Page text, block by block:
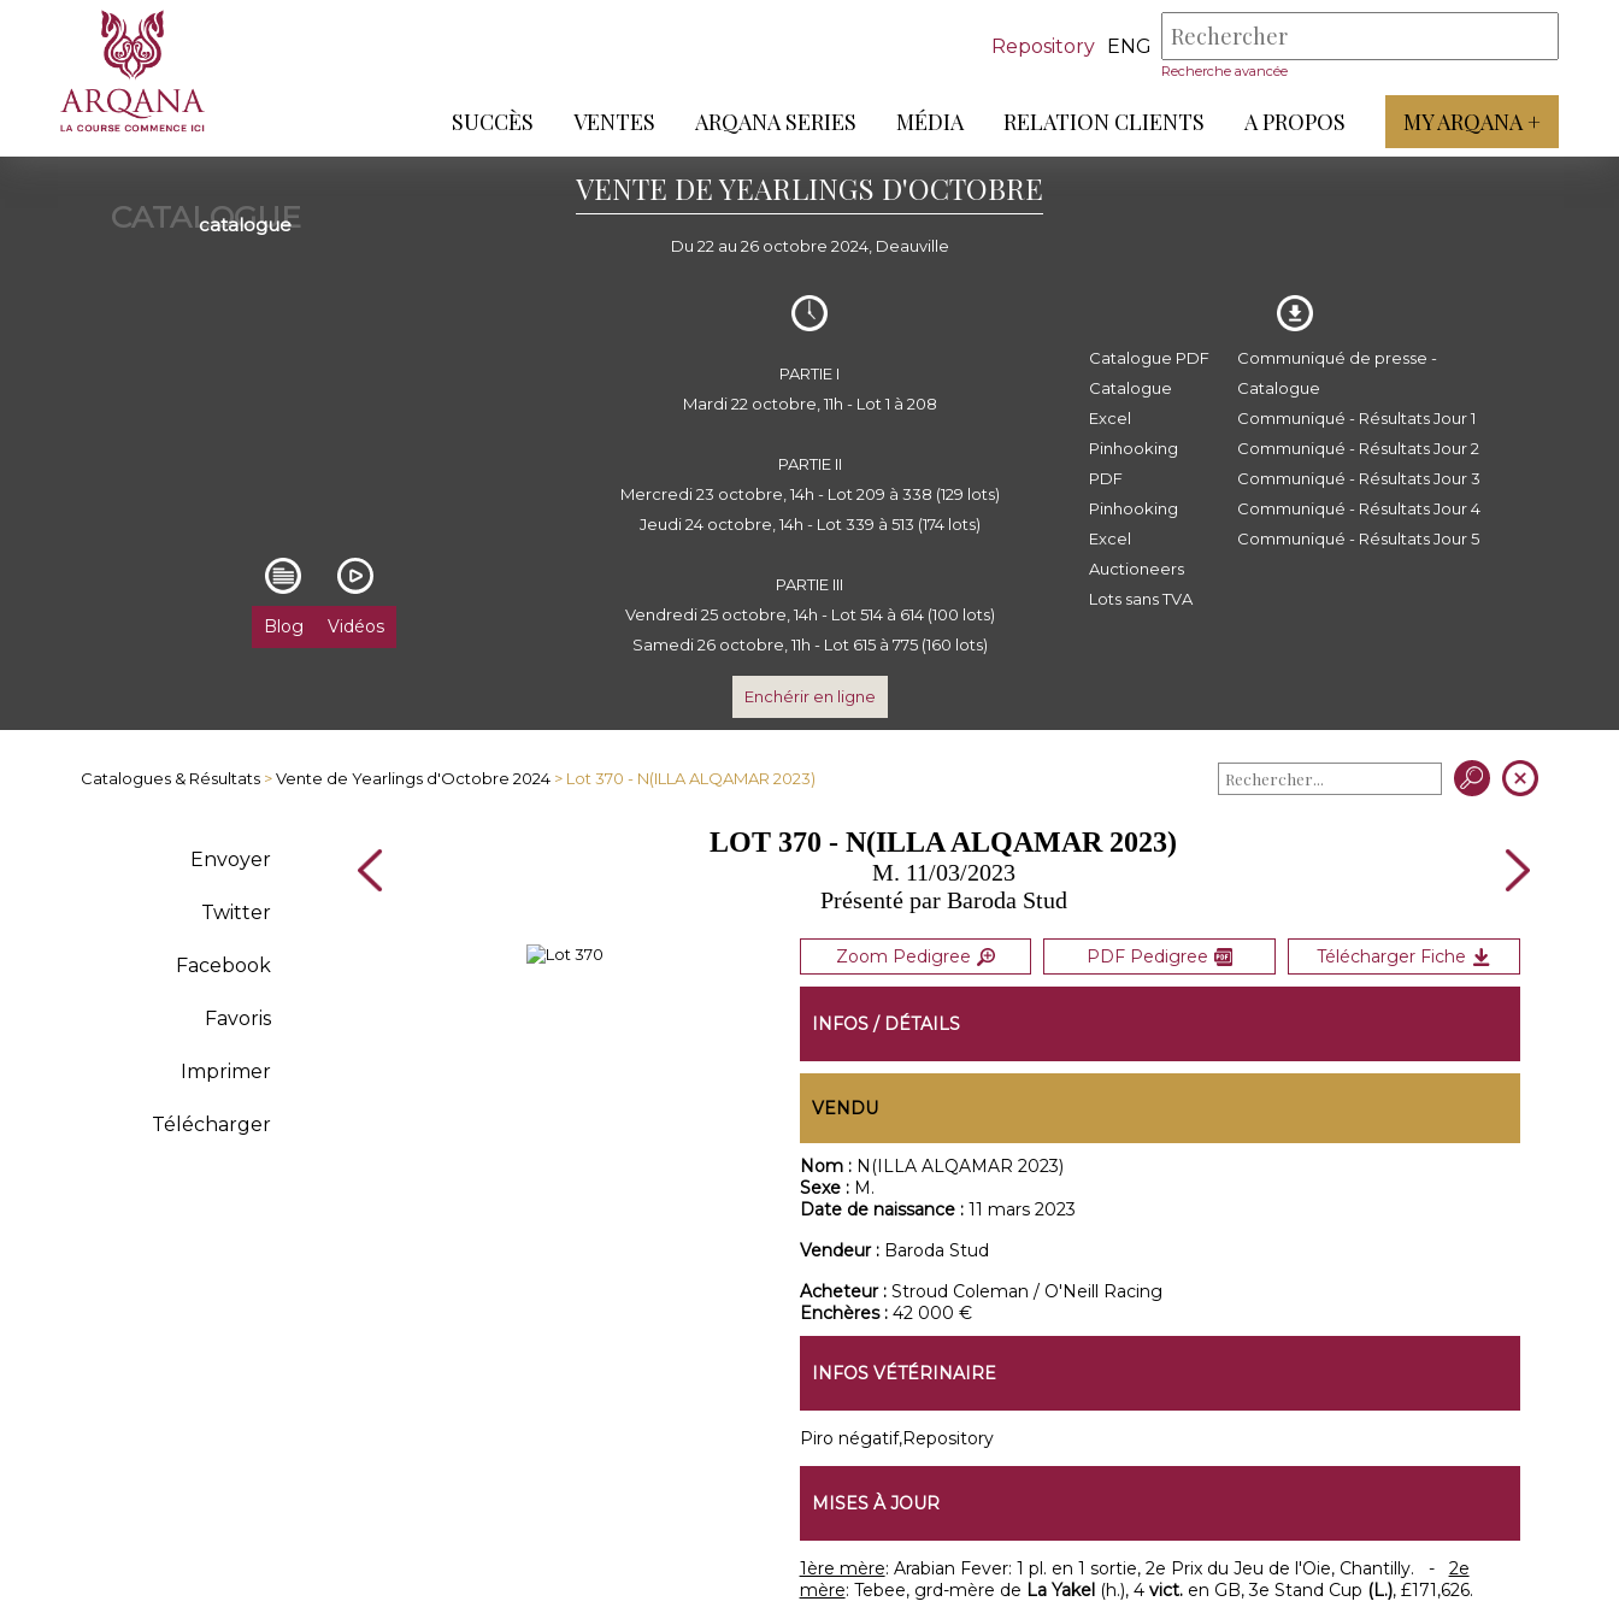
Repository ENG
Recherche avancée
SUCCÈS VENTES ARQANA SERIES MÉDIA RELATION CLIENTS A PROPOS MY ARQANA +
CATALOGUE
catalogue
VENTE DE YEARLINGS D'OCTOBRE
Du 22 au 26 octobre 2024, Deauville
Blog Vidéos
PARTIE I
Mardi 22 octobre, 11h - Lot 1 à 208
PARTIE II
Mercredi 23 octobre, 14h - Lot 209 à 338 (129 lots)
Jeudi 24 octobre, 14h - Lot 339 à 513 (174 lots)
PARTIE III
Vendredi 25 octobre, 14h - Lot 514 à 614 (100 lots)
Samedi 26 octobre, 11h - Lot 615 à 775 (160 lots)
Enchérir en ligne
Catalogue PDF
Catalogue
Excel
Pinhooking
PDF
Pinhooking
Excel
Auctioneers
Lots sans TVA
Communiqué de presse -
Catalogue
Communiqué - Résultats Jour 1
Communiqué - Résultats Jour 2
Communiqué - Résultats Jour 3
Communiqué - Résultats Jour 4
Communiqué - Résultats Jour 5
Catalogues & Résultats >Vente de Yearlings d'Octobre 2024 > Lot 370 - N(ILLA ALQAMAR 2023)
Envoyer
Twitter
Facebook
Favoris
Imprimer
Télécharger
LOT 370 - N(ILLA ALQAMAR 2023)
M. 11/03/2023
Présenté par Baroda Stud
Zoom Pedigree PDF Pedigree Télécharger Fiche
INFOS / DÉTAILS
VENDU
Nom : N(ILLA ALQAMAR 2023)
Sexe : M.
Date de naissance : 11 mars 2023
Vendeur : Baroda Stud
Acheteur : Stroud Coleman / O'Neill Racing
Enchères : 42 000 €
INFOS VÉTÉRINAIRE
Piro négatif,Repository
MISES À JOUR
1ère mère: Arabian Fever: 1 pl. en 1 sortie, 2e Prix du Jeu de l'Oie, Chantilly. - 2e
mère: Tebee, grd-mère de La Yakel(h.), 4 vict. en GB, 3e Stand Cup (L.), £171,626.